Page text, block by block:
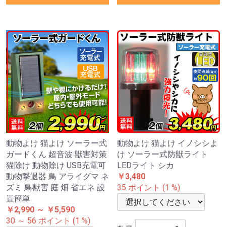
動物よけ 猫よけ ソーラー式
ガードくん 超音波 獣害対策
猫除け 動物除け USB充電可
動物撃退器 鳥 アライグマ ネ
ズミ 鳥獣害 庭 畑 省エネ 設
置簡単
￥2,990 ～ ￥5,590
30 ～ 56 ポイント (1 %)
動物よけ 猫よけ イノシシよ
け ソーラー式防獣ライト
LEDライト シカ
￥3,480
35 ポイント (1 %)